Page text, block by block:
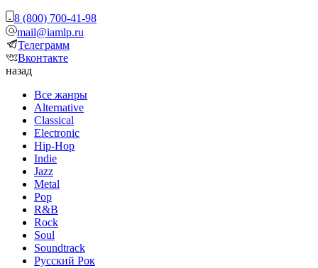
8 (800) 700-41-98
mail@iamlp.ru
Телеграмм
Вконтакте
назад
Все жанры
Alternative
Classical
Electronic
Hip-Hop
Indie
Jazz
Metal
Pop
R&B
Rock
Soul
Soundtrack
Русский Рок